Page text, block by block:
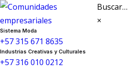
×
Sistema Moda
+57 315 671 8635
Industrias Creativas y Culturales
+57 316 010 0212